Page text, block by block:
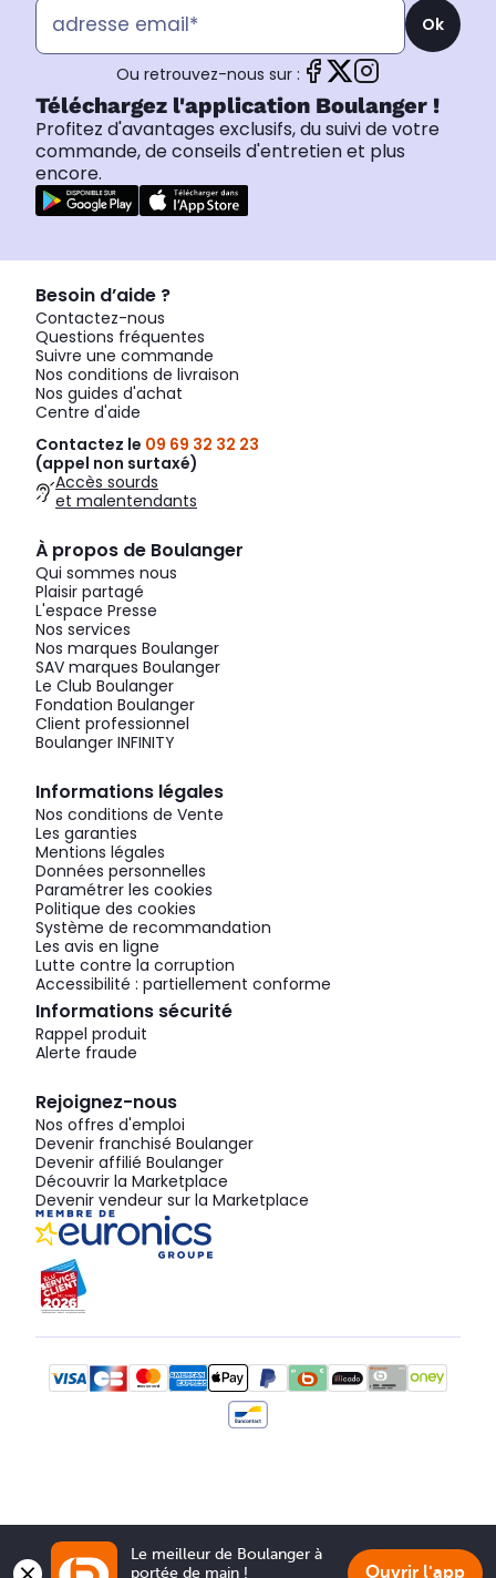
Ok
Ou retrouvez-nous sur :
Téléchargez l'application Boulanger !
Profitez d'avantages exclusifs, du suivi de votre
commande, de conseils d'entretien et plus
encore.
Besoin d’aide ?
Contactez-nous
Questions fréquentes
Suivre une commande
Nos conditions de livraison
Nos guides d'achat
Centre d'aide
Contactez le 09 69 32 32 23
(appel non surtaxé)
Accès sourds
et malentendants
À propos de Boulanger
Qui sommes nous
Plaisir partagé
L'espace Presse
Nos services
Nos marques Boulanger
SAV marques Boulanger
Le Club Boulanger
Fondation Boulanger
Client professionnel
Boulanger INFINITY
Informations légales
Nos conditions de Vente
Les garanties
Mentions légales
Données personnelles
Paramétrer les cookies
Politique des cookies
Système de recommandation
Les avis en ligne
Lutte contre la corruption
Accessibilité : partiellement conforme
Informations sécurité
Rappel produit
Alerte fraude
Rejoignez-nous
Nos offres d'emploi
Devenir franchisé Boulanger
Devenir affilié Boulanger
Découvrir la Marketplace
Devenir vendeur sur la Marketplace
Le meilleur de Boulanger à
portée de main !
Ouvrir l'app